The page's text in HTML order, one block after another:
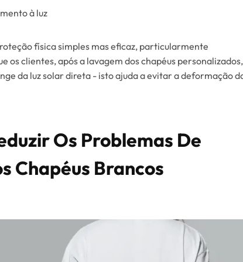
à luz
física simples mas eficaz, particularmente
os clientes, após a lavagem dos chapéus personalizados,
da luz solar direta - isto ajuda a evitar a deformação
Os Problemas De
Chapéus Brancos